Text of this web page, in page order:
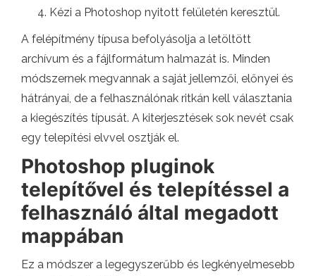
Kézi a Photoshop nyitott felületén keresztül.
A felépítmény típusa befolyásolja a letöltött
archívum és a fájlformátum halmazát is. Minden
módszernek megvannak a saját jellemzői, előnyei és
hátrányai, de a felhasználónak ritkán kell választania
a kiegészítés típusát. A kiterjesztések sok nevét csak
egy telepítési elvvel osztják el.
Photoshop pluginok
telepítővel és telepítéssel a
felhasználó által megadott
mappában
Ez a módszer a legegyszerűbb és legkényelmesebb